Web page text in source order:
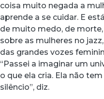
coisa muito negada a
aprende a se cuidar. E
de muito medo, de
sobre as mulheres no
das grandes vozes
“Passei a imaginar um
o que ela cria. Ela não
silêncio”, diz.